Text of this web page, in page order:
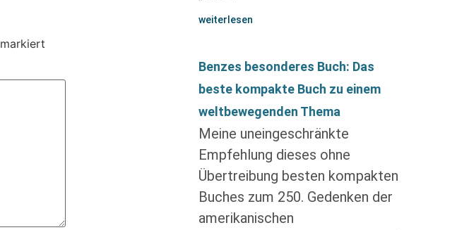
markiert
weiterlesen
Benzes besonderes Buch: Das
beste kompakte Buch zu einem
weltbewegenden Thema
Meine uneingeschränkte
Empfehlung dieses ohne
Übertreibung besten kompakten
Buches zum 250. Gedenken der
amerikanischen